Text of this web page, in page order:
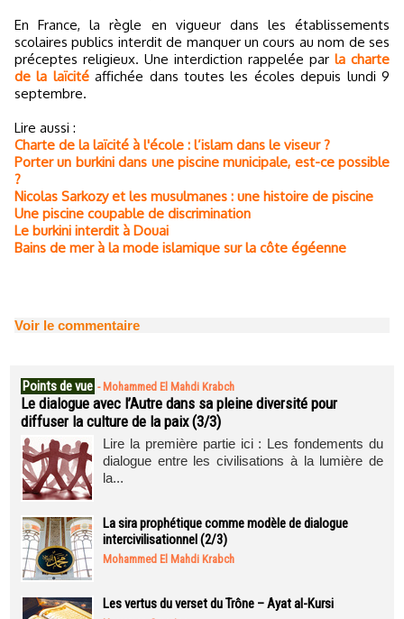
En France, la règle en vigueur dans les établissements
scolaires publics interdit de manquer un cours au nom de ses
préceptes religieux. Une interdiction rappelée par la charte
de la laïcitéaffichée dans toutes les écoles depuis lundi 9
septembre.
Lire aussi :
Charte de la laïcité à l'école : l’islam dans le viseur ?
Porter un burkini dans une piscine municipale, est-ce possible
?
Nicolas Sarkozy et les musulmanes : une histoire de piscine
Une piscine coupable de discrimination
Le burkini interdit à Douai
Bains de mer à la mode islamique sur la côte égéenne
Voir le commentaire
Points de vue - Mohammed El Mahdi Krabch
Le dialogue avec l’Autre dans sa pleine diversité pour
diffuser la culture de la paix (3/3)
Lire la première partie ici : Les fondements du
dialogue entre les civilisations à la lumière de
la...
La sira prophétique comme modèle de dialogue
intercivilisationnel (2/3)
Mohammed El Mahdi Krabch
Les vertus du verset du Trône – Ayat al-Kursi